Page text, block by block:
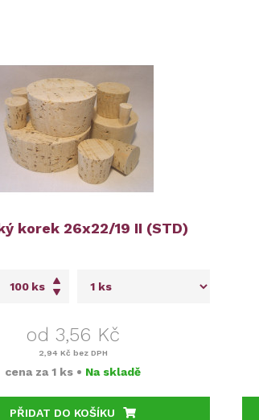
korek 26x22/19 II (STD)
ks
od 3,56 Kč
2,94 Kč bez DPH
cena za1 ks • Na skladě
PŘIDAT DO KOŠÍKU